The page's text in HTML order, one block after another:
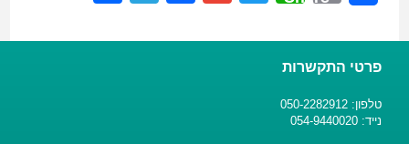
פרטי התקשרות
טלפון: 050-2282912
נייד: 054-9440020